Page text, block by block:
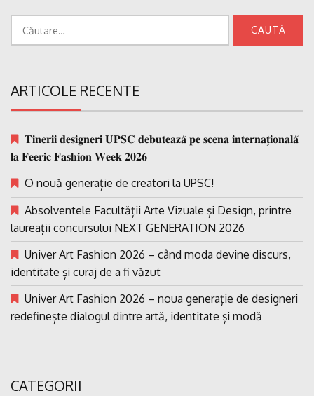
ARTICOLE RECENTE
𝐓𝐢𝐧𝐞𝐫𝐢𝐢 𝐝𝐞𝐬𝐢𝐠𝐧𝐞𝐫𝐢 𝐔𝐏𝐒𝐂 𝐝𝐞𝐛𝐮𝐭𝐞𝐚𝐳𝐚̆ 𝐩𝐞 𝐬𝐜𝐞𝐧𝐚 𝐢𝐧𝐭𝐞𝐫𝐧𝐚𝐭̗𝐢𝐨𝐧𝐚𝐥𝐚̆
𝐥𝐚 𝐅𝐞𝐞𝐫𝐢𝐜 𝐅𝐚𝐬𝐡𝐢𝐨𝐧 𝐖𝐞𝐞𝐤 𝟐𝟎𝟐𝟔
O nouă generație de creatori la UPSC!
Absolventele Facultății Arte Vizuale și Design, printre
laureații concursului NEXT GENERATION 2026
Univer Art Fashion 2026 – când moda devine discurs,
identitate și curaj de a fi văzut
Univer Art Fashion 2026 – noua generație de designeri
redefinește dialogul dintre artă, identitate și modă
CATEGORII